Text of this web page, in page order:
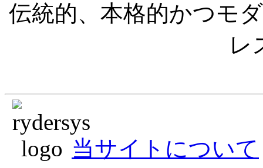
伝統的、本格的かつモ
レ
当サイトについて